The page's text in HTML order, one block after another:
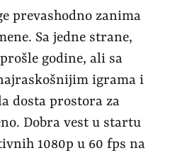
prevashodno zanima
Sa jedne strane,
godine, ali sa
igrama i
dosta prostora za
Dobra vest u startu
1080p u 60 fps na